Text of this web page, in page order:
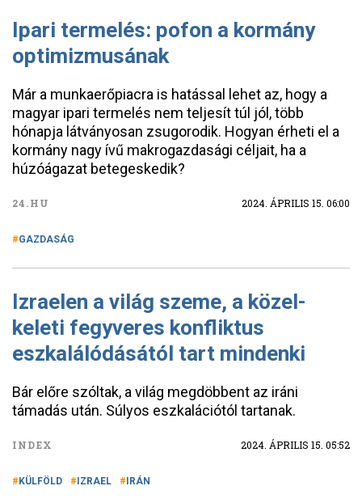
Ipari termelés: pofon a kormány
optimizmusának
Már a munkaerőpiacra is hatással lehet az, hogy a
magyar ipari termelés nem teljesít túl jól, több
hónapja látványosan zsugorodik. Hogyan érheti el a
kormány nagy ívű makrogazdasági céljait, ha a
húzóágazat betegeskedik?
24.HU 2024. ÁPRILIS 15. 06:00
GAZDASÁG
Izraelen a világ szeme, a közel-
keleti fegyveres konfliktus
eszkalálódásától tart mindenki
Bár előre szóltak, a világ megdöbbent az iráni
támadás után. Súlyos eszkalációtól tartanak.
INDEX 2024. ÁPRILIS 15. 05:52
KÜLFÖLD IZRAEL IRÁN